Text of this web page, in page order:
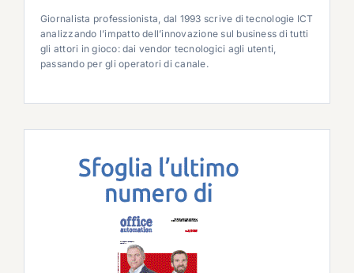
Giornalista professionista, dal 1993 scrive di tecnologie ICT
analizzando l’impatto dell’innovazione sul business di tutti
gli attori in gioco: dai vendor tecnologici agli utenti,
passando per gli operatori di canale.